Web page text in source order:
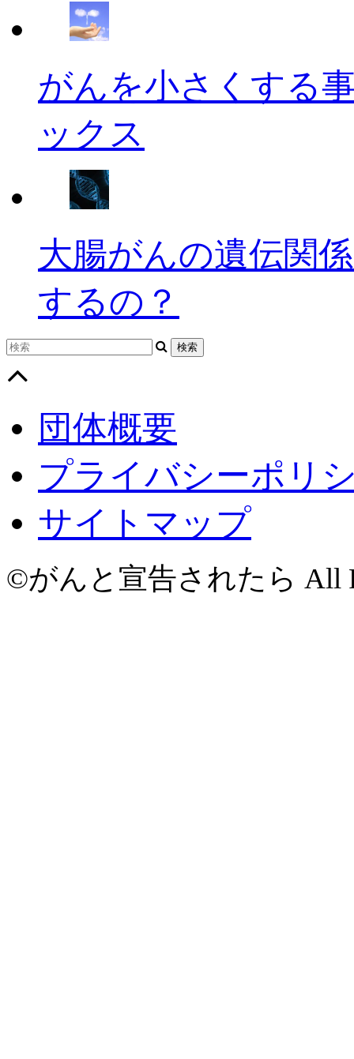
がんを小さくする
ックス
大腸がんの遺伝関
するの？
団体概要
プライバシーポリ
サイトマップ
©がんと宣告されたら All